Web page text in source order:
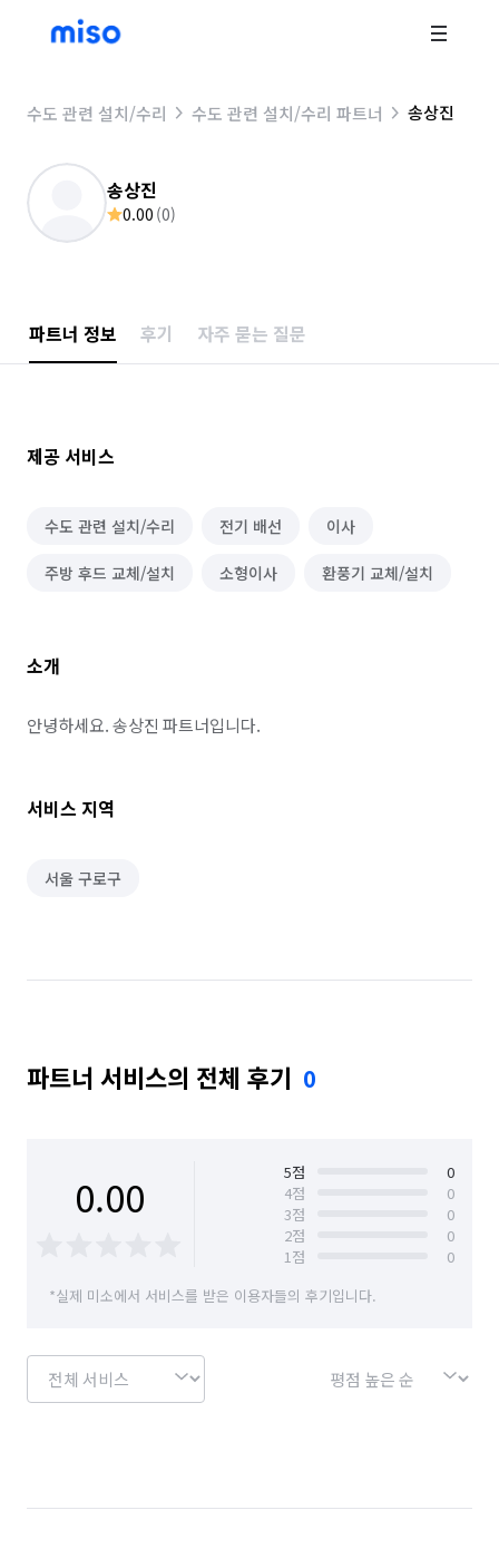
수도 관련 설치/수리 수도 관련 설치/수리 파트너 송상진
송상진
0.00 (0)
파트너 정보 후기 자주 묻는 질문
제공 서비스
수도 관련 설치/수리 전기 배선 이사
주방 후드 교체/설치 소형이사 환풍기 교체/설치
소개
안녕하세요. 송상진 파트너입니다.
서비스 지역
서울 구로구
파트너 서비스의 전체 후기 0
0.00 5점
0
4점
0
3점
0
2점
0
1점
0
*실제 미소에서 서비스를 받은 이용자들의 후기입니다.